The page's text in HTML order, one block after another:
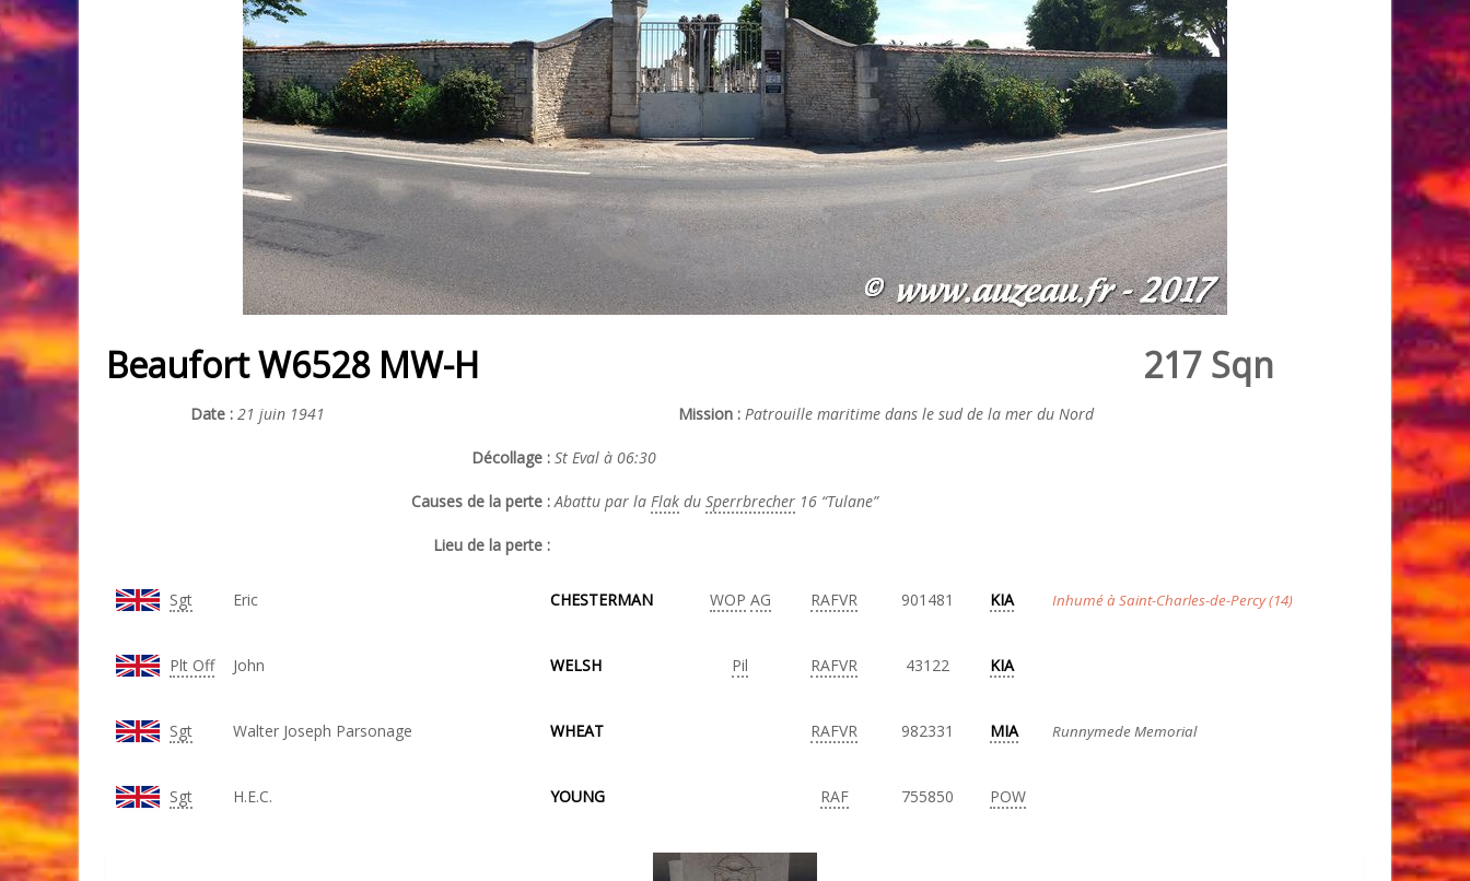
Beaufort W6528 MW-H 217 Sqn
Date : 21 juin 1941 Mission : Patrouille maritime dans le sud de la mer du Nord
Décollage : St Eval à 06:30
Causes de la perte : Abattu par la Flak du Sperrbrecher 16 “Tulane”
Lieu de la perte :
Sgt Eric CHESTERMAN WOP AG RAFVR 901481 KIA Inhumé à Saint-Charles-de-Percy (14)
Plt Off John WELSH Pil RAFVR 43122 KIA
Sgt Walter Joseph Parsonage WHEAT RAFVR 982331 MIA Runnymede Memorial
Sgt H.E.C. YOUNG RAF 755850 POW